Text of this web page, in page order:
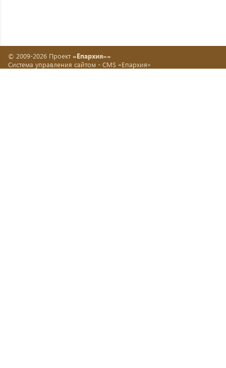
© 2009-2026 Проект «Епархия»»
Система управления сайтом - CMS «Епархия»